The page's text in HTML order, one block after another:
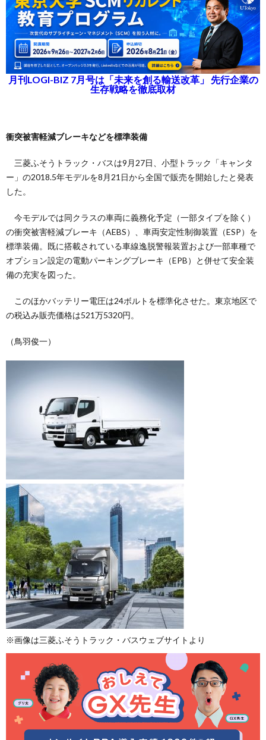
月刊LOGI-BIZ 7月号は「未来を創る輸送改革」 先行企業の
生存戦略を徹底取材
衝突被害軽減ブレーキなどを標準装備
三菱ふそうトラック・バスは9月27日、小型トラック「キャンタ
ー」の2018.5年モデルを8月21日から全国で販売を開始したと発表
した。
今モデルでは同クラスの車両に義務化予定（一部タイプを除く）
の衝突被害軽減ブレーキ（AEBS）、車両安定性制御装置（ESP）を
標準装備。既に搭載されている車線逸脱警報装置および一部車種で
オプション設定の電動パーキングブレーキ（EPB）と併せて安全装
備の充実を図った。
このほかバッテリー電圧は24ボルトを標準化させた。東京地区で
の税込み販売価格は521万5320円。
（鳥羽俊一）
※画像は三菱ふそうトラック・バスウェブサイトより